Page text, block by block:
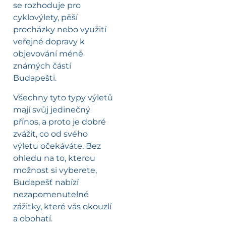
se rozhoduje pro
cyklovýlety, pěší
procházky nebo využití
veřejné dopravy k
objevování méně
známých částí
Budapešti.
Všechny tyto typy výletů
mají svůj jedinečný
přínos, a proto je dobré
zvážit, co od svého
výletu očekáváte. Bez
ohledu na to, kterou
možnost si vyberete,
Budapešť nabízí
nezapomenutelné
zážitky, které vás okouzlí
a obohatí.